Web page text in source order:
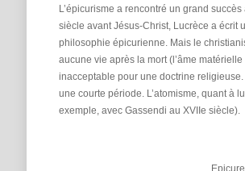
L’épicurisme a rencontré un grand
siècle avant Jésus-Christ, Lucrèce a écrit
philosophie épicurienne. Mais le
aucune vie après la mort (l’âme
inacceptable pour une doctrine
une courte période. L’atomisme, quant à
exemple, avec Gassendi au XVII e siècle).